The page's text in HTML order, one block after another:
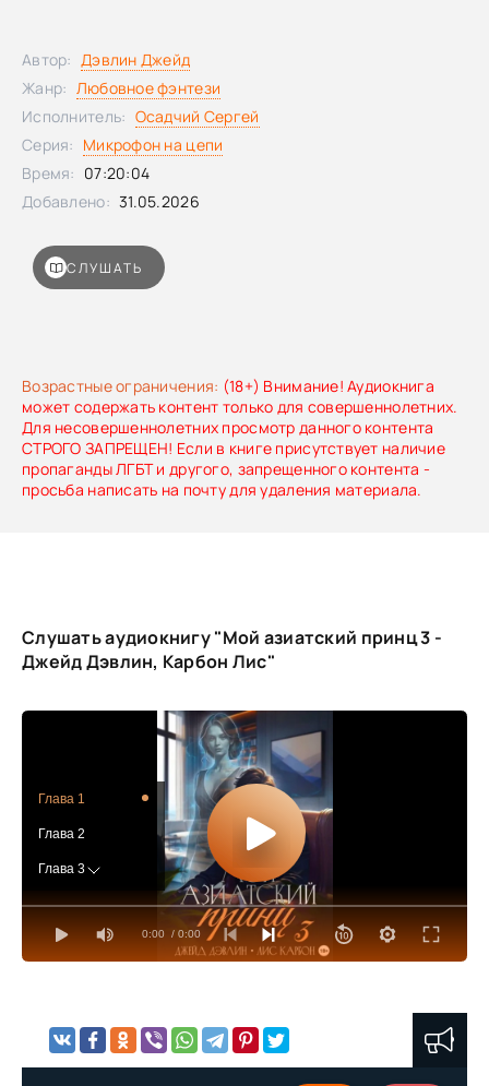
Возрастные ограничения: (18+) Внимание! Аудиокнига
может содержать контент только для совершеннолетних.
Для несовершеннолетних просмотр данного контента
СТРОГО ЗАПРЕЩЕН! Если в книге присутствует наличие
пропаганды ЛГБТ и другого, запрещенного контента -
просьба написать на почту для удаления материала.
СЛУШАТЬ
Автор: Дэвлин Джейд
Жанр: Любовное фэнтези
Исполнитель: Осадчий Сергей
Серия: Микрофон на цепи
Время: 07:20:04
Добавлено: 31.05.2026
Слушать аудиокнигу "Мой азиатский принц 3 -
Джейд Дэвлин, Карбон Лис"
0:00 / 0:00
Глава 1
Глава 2
Глава 3
Глава 4
Глава 5
Глава 8